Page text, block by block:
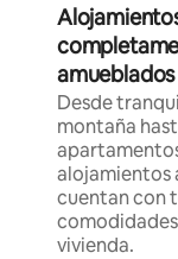
amueblados
Desde
montaña
alojamientos
cuentan con
vivienda.